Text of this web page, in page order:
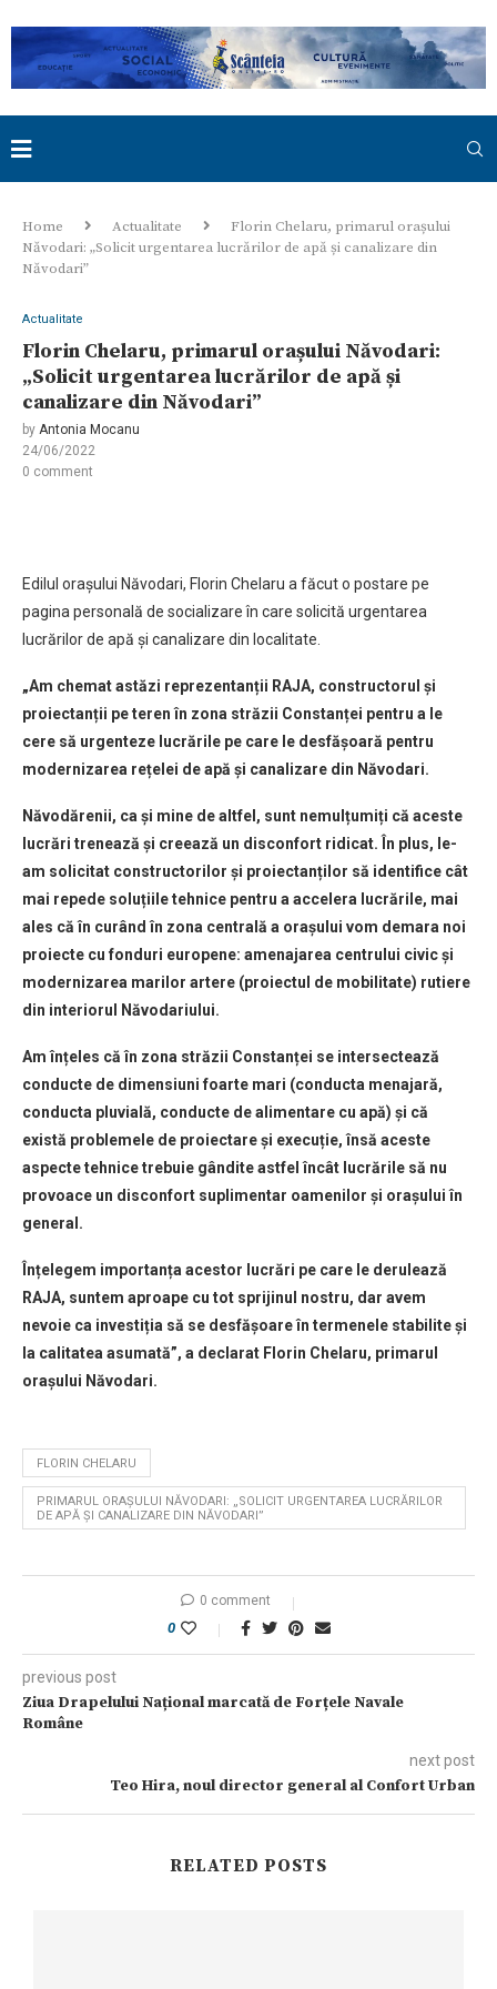
Home Actualitate
Florin Chelaru, primarul orașului
Năvodari: „Solicit urgentarea lucrărilor de apă și canalizare din
Năvodari”
Actualitate
Florin Chelaru, primarul orașului Năvodari:
„Solicit urgentarea lucrărilor de apă și
canalizare din Năvodari”
by Antonia Mocanu
24/06/2022
0 comment
Edilul orașului Năvodari, Florin Chelaru a făcut o postare pe
pagina personală de socializare în care solicită urgentarea
lucrărilor de apă și canalizare din localitate.
„Am chemat astăzi reprezentanții RAJA, constructorul și
proiectanții pe teren în zona străzii Constanței pentru a le
cere să urgenteze lucrările pe care le desfășoară pentru
modernizarea rețelei de apă și canalizare din Năvodari.
Năvodărenii, ca și mine de altfel, sunt nemulțumiți că aceste
lucrări trenează și creează un disconfort ridicat. În plus, le-
am solicitat constructorilor și proiectanților să identifice cât
mai repede soluțiile tehnice pentru a accelera lucrările, mai
ales că în curând în zona centrală a orașului vom demara noi
proiecte cu fonduri europene: amenajarea centrului civic și
modernizarea marilor artere (proiectul de mobilitate) rutiere
din interiorul Năvodariului.
Am înțeles că în zona străzii Constanței se intersectează
conducte de dimensiuni foarte mari (conducta menajară,
conducta pluvială, conducte de alimentare cu apă) și că
există problemele de proiectare și execuție, însă aceste
aspecte tehnice trebuie gândite astfel încât lucrările să nu
provoace un disconfort suplimentar oamenilor și orașului în
general.
Înțelegem importanța acestor lucrări pe care le derulează
RAJA, suntem aproape cu tot sprijinul nostru, dar avem
nevoie ca investiția să se desfășoare în termenele stabilite și
la calitatea asumată”, a declarat Florin Chelaru, primarul
orașului Năvodari.
FLORIN CHELARU
PRIMARUL ORAȘULUI NĂVODARI: „SOLICIT URGENTAREA LUCRĂRILOR
DE APĂ ȘI CANALIZARE DIN NĂVODARI”
0 comment
0
previous post
Ziua Drapelului Național marcată de Forțele Navale
Române
next post
Teo Hira, noul director general al Confort Urban
RELATED POSTS